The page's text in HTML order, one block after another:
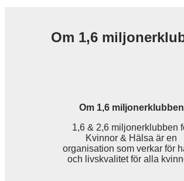
Om 1,6
Om 1,6 miljonerklubben
1,6 & 2,6 miljonerklubben
Kvinnor & Hälsa är en
organisation som verkar för
och livskvalitet för alla